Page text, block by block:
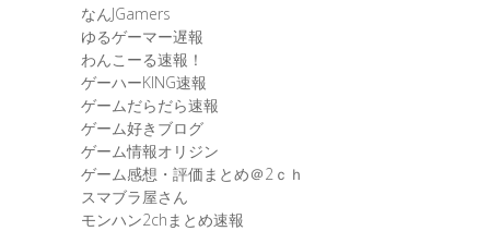
なんJGamers
ゆるゲーマー遅報
わんこーる速報！
ゲーハーKING速報
ゲームだらだら速報
ゲーム好きブログ
ゲーム情報オリジン
ゲーム感想・評価まとめ＠2ｃｈ
スマブラ屋さん
モンハン2chまとめ速報